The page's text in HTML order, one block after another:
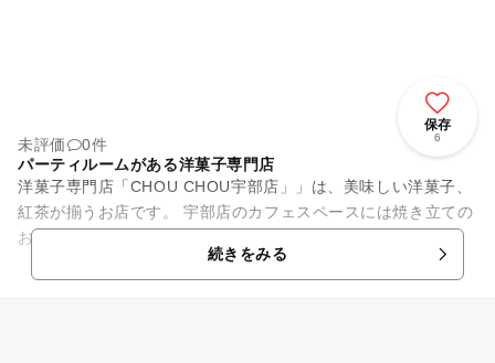
保存
6
未評価
0件
パーティルームがある洋菓子専門店
洋菓子専門店「CHOU CHOU宇部店」」は、美味しい洋菓子、
紅茶が揃うお店です。 宇部店のカフェスペースには焼き立ての
お菓子の香りと、コーヒーや紅茶の香りが漂います。 2階には
続きをみる